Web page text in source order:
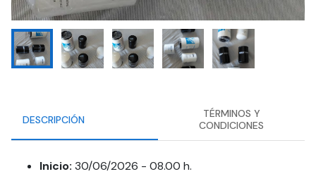
DESCRIPCIÓN
TÉRMINOS Y
CONDICIONES
Inicio: 30/06/2026 - 08.00 h.